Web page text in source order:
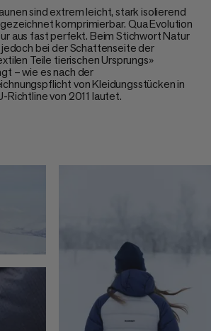
sind extrem leicht, stark isolierend
komprimierbar. Qua Evolution
aus fast perfekt. Beim Stichwort Natur
jedoch bei der Schattenseite der
Teile tierischen Ursprungs»
– wie es nach der
von Kleidungsstücken in
Richtline von 2011 lautet.